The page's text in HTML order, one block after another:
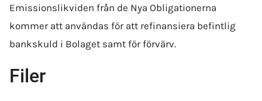
Emissionslikviden från de Nya Obligationerna
kommer att användas för att refinansiera befintlig
bankskuld i Bolaget samt för förvärv.
Filer